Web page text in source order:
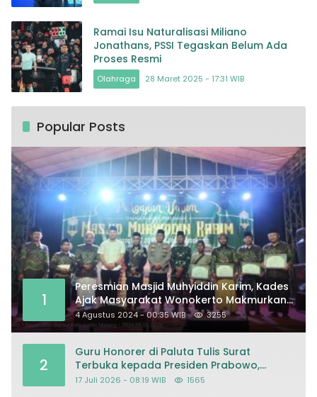
Ramai Isu Naturalisasi Miliano
Jonathans, PSSI Tegaskan Belum Ada
Proses Resmi
Olahraga 28 Maret 2025 - 17:31 WIB
Popular Posts
1
Peresmian Masjid Muhyiddin Karim, Kades
Ajak Masyarakat Wonokerto Makmurkan
Masjid
4 Agustus 2024 - 00:35 WIB 3255
2
Guru Honorer di Paluta Tulis Surat
Terbuka kepada Presiden Prabowo,
Mohon Keadilan atas Dugaan
17 Juli 2026 - 08:19 WIB 1565